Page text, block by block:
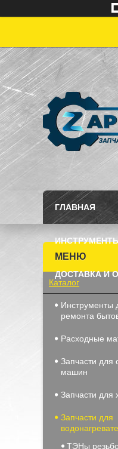
ГЛАВНАЯ
ДОСТАВКА И
Каталог
Инструменты
ремонта
Расходные
Запчасти для
машин
Запчасти для
Запчасти для
ТЭНы